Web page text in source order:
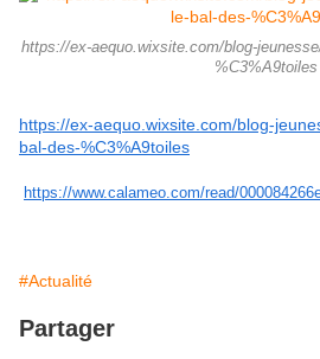
https://ex-aequo.wixsite.com/blog-
%C3%A9toiles
https://ex-aequo.wixsite.com/blog-
bal-des-%C3%A9toiles
https://www.calameo.com/read/
#Actualité
Partager